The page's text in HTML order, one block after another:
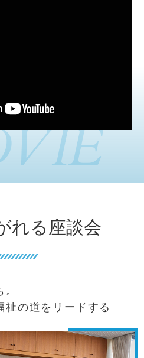
れる座談会
祉の道をリードする